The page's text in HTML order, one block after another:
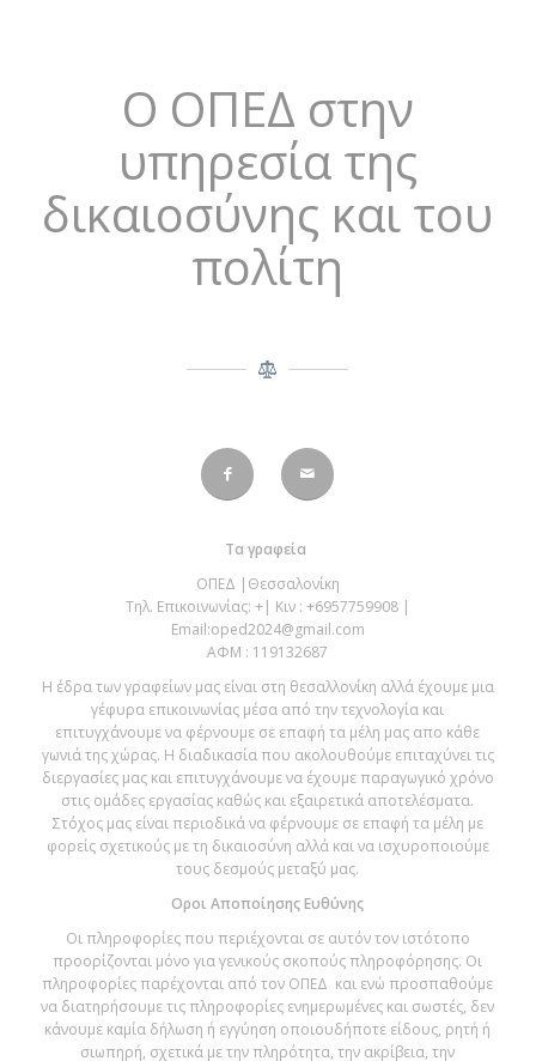
O ΟΠΕΔ στην
υπηρεσία της
δικαιοσύνης και του
πολίτη
Τα γραφεία
ΟΠΕΔ |Θεσσαλονίκη
Τηλ. Επικοινωνίας: +| Κιν : +6957759908 |
Email:oped2024@gmail.com
ΑΦΜ : 119132687
Η έδρα των γραφείων μας είναι στη θεσαλλονίκη αλλά έχουμε μια
γέφυρα επικοινωνίας μέσα από την τεχνολογία και
επιτυγχάνουμε να φέρνουμε σε επαφή τα μέλη μας απο κάθε
γωνιά της χώρας. Η διαδικασία που ακολουθούμε επιταχύνει τις
διεργασίες μας και επιτυγχάνουμε να έχουμε παραγωγικό χρόνο
στις ομάδες εργασίας καθώς και εξαιρετικά αποτελέσματα.
Στόχος μας είναι περιοδικά να φέρνουμε σε επαφή τα μέλη με
φορείς σχετικούς με τη δικαιοσύνη αλλά και να ισχυροποιούμε
τους δεσμούς μεταξύ μας.
Οροι Αποποίησης Ευθύνης
Οι πληροφορίες που περιέχονται σε αυτόν τον ιστότοπο
προορίζονται μόνο για γενικούς σκοπούς πληροφόρησης. Οι
πληροφορίες παρέχονται από τον ΟΠΕΔ και ενώ προσπαθούμε
να διατηρήσουμε τις πληροφορίες ενημερωμένες και σωστές, δεν
κάνουμε καμία δήλωση ή εγγύηση οποιουδήποτε είδους, ρητή ή
σιωπηρή, σχετικά με την πληρότητα, την ακρίβεια, την